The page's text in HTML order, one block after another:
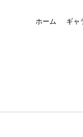
ホーム ギャ